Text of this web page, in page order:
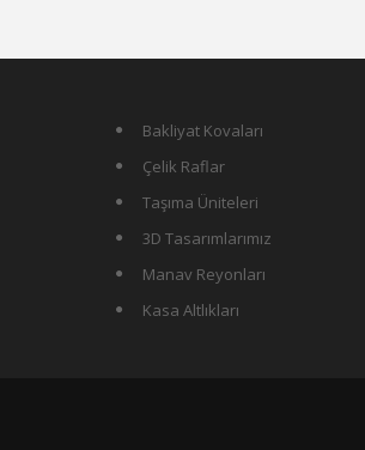
Bakliyat Kovaları
Çelik Raflar
Taşıma Üniteleri
3D Tasarımlarımız
Manav Reyonları
Kasa Altlıkları